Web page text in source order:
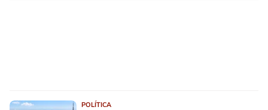
POLÍTICA